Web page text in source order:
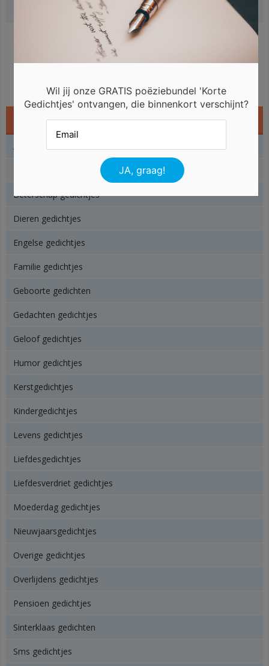
Gerelateerde gedichten
Gedichtjes
Angst gedichtjes
Beterschap gedichtjes
Dieren gedichtjes
Engelse gedichtjes
Familie gedichtjes
Geboorte gedichten
Gedachten gedichtjes
Geloof gedichtjes
Humor gedichtjes
Kerstgedichtjes
Kindergedichtjes
Levens gedichtjes
Liefdesgedichtjes
Liefdesverdriet gedichtjes
Moederdag gedichtjes
Nieuwjaarsgedichtjes
Overige gedichtjes
Overlijdens gedichtjes
Pensioen gedichtjes
Sinterklaas gedichten
Sms gedichtjes
Wil jij onze GRATIS poëziebundel 'Korte
Gedichtjes' ontvangen, die binnenkort verschijnt?